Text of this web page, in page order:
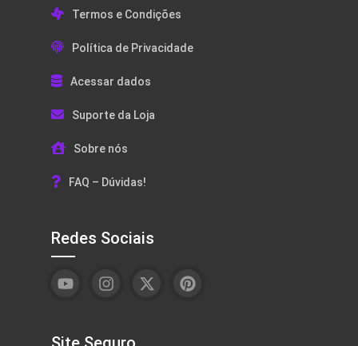
Termos e Condições
Política de Privacidade
Acessar dados
Suporte da Loja
Sobre nós
FAQ – Dúvidas!
Redes Sociais